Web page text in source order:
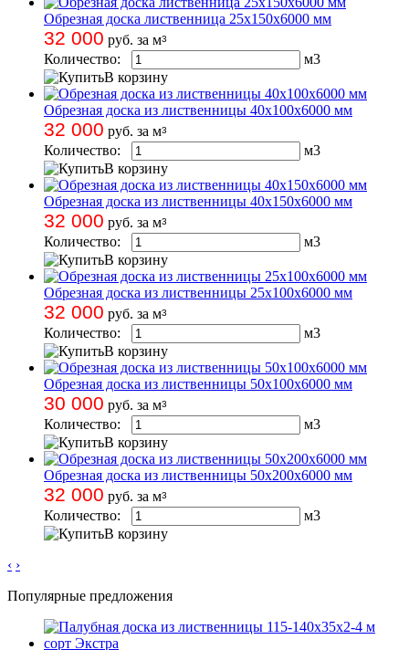
Обрезная доска лиственница 25х150х6000 мм
32 000 руб. за м3
Количество: м3
В корзину
Обрезная доска из лиственницы 40х100х6000 мм
32 000 руб. за м3
Количество: м3
В корзину
Обрезная доска из лиственницы 40х150х6000 мм
32 000 руб. за м3
Количество: м3
В корзину
Обрезная доска из лиственницы 25х100х6000 мм
32 000 руб. за м3
Количество: м3
В корзину
Обрезная доска из лиственницы 50х100х6000 мм
30 000 руб. за м3
Количество: м3
В корзину
Обрезная доска из лиственницы 50х200х6000 мм
32 000 руб. за м3
Количество: м3
В корзину
‹ ›
Популярные предложения